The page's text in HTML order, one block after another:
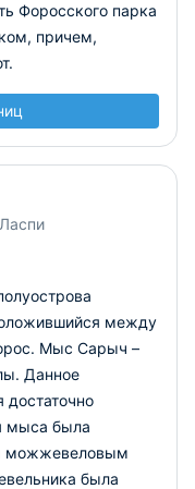
Форосского парка
причем,
между
Мыс Сарыч –
Данное
достаточно
мыса была
можжевеловым
была